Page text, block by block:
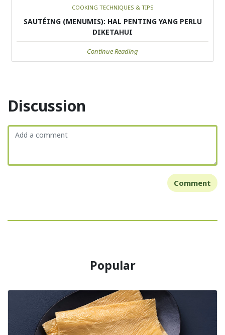
COOKING TECHNIQUES & TIPS
SAUTÉING (MENUMIS): HAL PENTING YANG PERLU
DIKETAHUI
Continue Reading
Discussion
Comment
Popular